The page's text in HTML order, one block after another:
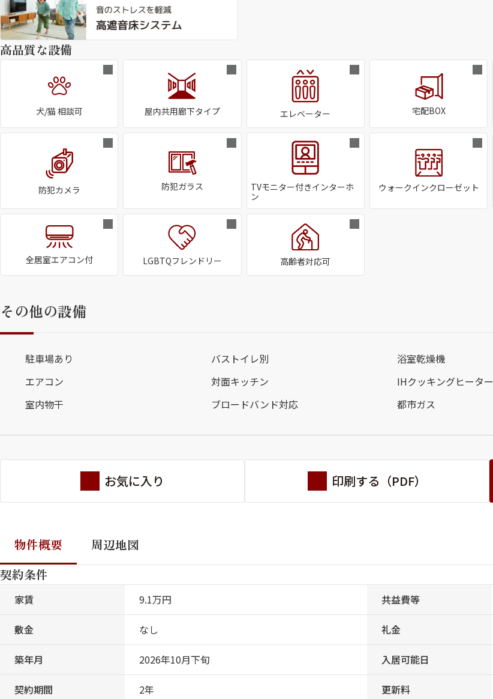
高品質な設備
犬/猫 相談可 屋内共用廊下タイプ エレベーター 宅配BOX
防犯カメラ 防犯ガラス
TVモニター付きインターホ
ン
ウォークインクローゼット
全居室エアコン付 LGBTQフレンドリー 高齢者対応可
その他の設備
駐車場あり バストイレ別 浴室乾燥機
エアコン
対面キッチン IHクッキングヒーター
室内物干
ブロードバンド対応 都市ガス
お気に入り 印刷する（PDF）
物件概要
周辺地図
契約条件
家賃 9.1万円 共益費等
敷金 なし 礼金
築年月 2026年10月下旬 入居可能日
契約期間 2年 更新料